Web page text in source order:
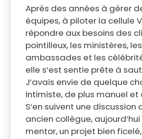
Après des années à gérer
équipes, à piloter la cellule
répondre aux besoins des
pointilleux, les ministères, les
ambassades et les
elle s’est sentie prête à
J’avais envie de quelque
intimiste, de plus manuel et
S’en suivent une discussion
ancien collègue,
mentor, un projet bien